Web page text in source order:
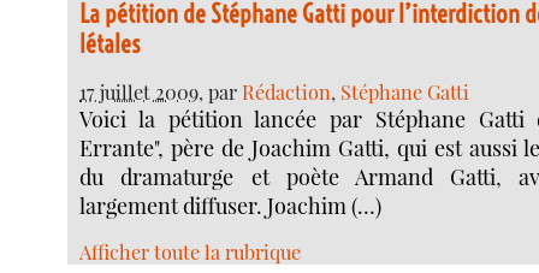
La pétition de Stéphane Gatti pour l’interdiction
létales
17 juillet 2009, parRédaction, Stéphane Gatti
Voici la pétition lancée par Stéphane Gatti
Errante", père de Joachim Gatti, qui est aussi
du dramaturge et poète Armand Gatti,
largement diffuser. Joachim (…)
Afficher toute la rubrique